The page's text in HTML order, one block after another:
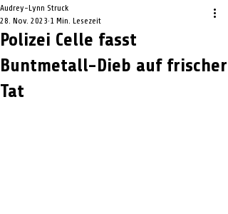
Polizei Celle fasst
Buntmetall-Dieb auf frischer
Tat
Audrey-Lynn Struck
28. Nov. 2023 1 Min. Lesezeit